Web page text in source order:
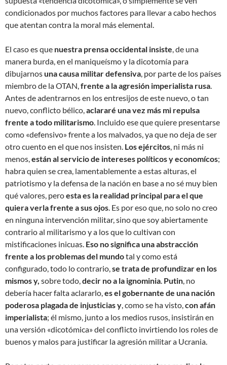
condicionados por muchos factores para llevar a cabo hechos
que atentan contra la moral más elemental.
El caso es que nuestra prensa occidental insiste, de una
manera burda, en el maniqueísmo y la dicotomía para
dibujarnosuna causa militar defensiva, por parte de los países
miembro de la OTAN,frente a la agresión imperialista rusa.
Antes de adentrarnos en los entresijos de este nuevo, o tan
nuevo, conflicto bélico,aclararé una vez más mi repulsa
frente a todo militarismo. Incluido ese que quiere presentarse
como «defensivo» frente a los malvados, ya que no deja de ser
otro cuento en el que nos insisten. Los ejércitos, ni más ni
menos,están al servicio de intereses políticos y economícos;
habra quien se crea, lamentablemente a estas alturas, el
patriotismo y la defensa de la nación en base a no sé muy bien
qué valores, peroesta es la realidad principal para el que
quiera verla frente a sus ojos. Es por eso que, no solo no creo
en ninguna intervención militar, sino que soy abiertamente
contrario al militarismo y a los que lo cultivan con
mistificaciones inicuas. Eso no significa una abstracción
frente a los problemas del mundotal y como está
configurado, todo lo contrario,se trata de profundizar en los
mismos y, sobre todo,decir no a la ignominia. Putin, no
debería hacer falta aclararlo,es el gobernante de una nación
poderosa plagada de injusticias y, como se ha visto,con afán
imperialista; él mismo, junto a los medios rusos, insistirán en
una versión «dicotómica» del conflicto invirtiendo los roles de
buenos y malos para justificar la agresión militar a Ucrania.